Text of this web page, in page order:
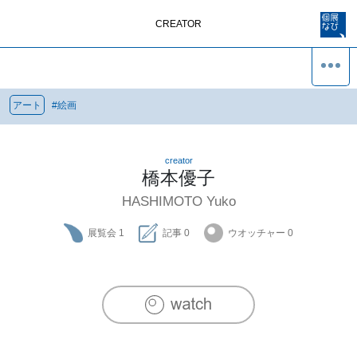
CREATOR
アート #絵画
creator
橋本優子
HASHIMOTO Yuko
展覧会 1 記事 0 ウオッチャー 0